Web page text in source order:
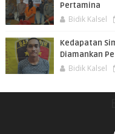
Pertamina
Bidik Kalsel
Kedapatan
Diamankan
Bidik Kalsel